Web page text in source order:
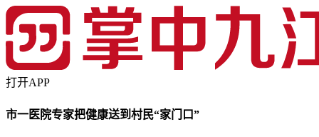
打开APP
市一医院专家把健康送到村民“家门口”